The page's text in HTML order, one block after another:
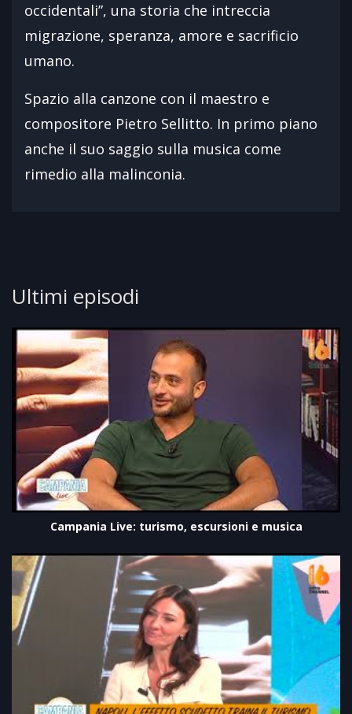
occidentali”, una storia che intreccia
migrazione, speranza, amore e sacrificio
umano.
Spazio alla canzone con il maestro e
compositore Pietro Sellitto. In primo piano
anche il suo saggio sulla musica come
rimedio alla malinconia.
Ultimi episodi
Campania Live: turismo, escursioni e musica